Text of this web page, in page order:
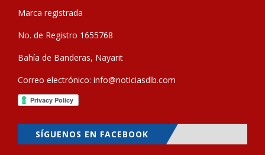
Marca registrada
No. de Registro 1655768
Bahía de Banderas, Nayarit
Correo electrónico: info@noticiasdlb.com
SÍGUENOS EN FACEBOOK